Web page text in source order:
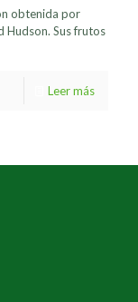
obtenida por
Hudson. Sus frutos
Leer más